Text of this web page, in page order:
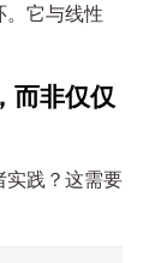
。它与线性
而非仅仅
实践？这需要